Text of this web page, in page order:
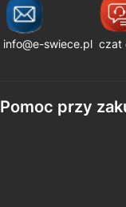
info@e-swiece.pl czat
Linki w
Pomoc przy